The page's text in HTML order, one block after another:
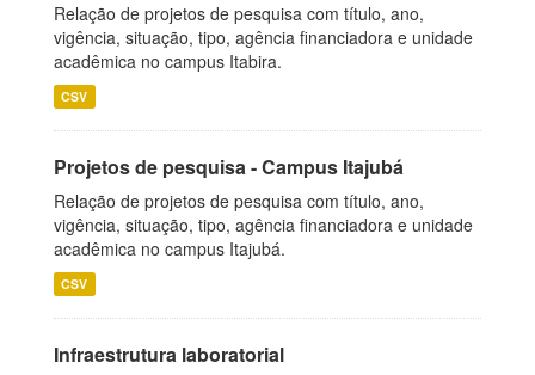
Relação de projetos de pesquisa com título, ano,
vigência, situação, tipo, agência financiadora e unidade
acadêmica no campus Itabira.
CSV
Projetos de pesquisa - Campus Itajubá
Relação de projetos de pesquisa com título, ano,
vigência, situação, tipo, agência financiadora e unidade
acadêmica no campus Itajubá.
CSV
Infraestrutura laboratorial